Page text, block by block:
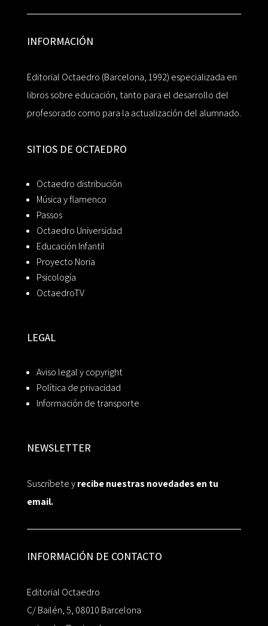
INFORMACIÓN
Editorial Octaedro (Barcelona, 1992) especializada en
libros sobre educación, tanto para el desarrollo del
profesorado como para la actualización del alumnado.
SITIOS DE OCTAEDRO
Octaedro distribución
Música y flamenco
Passos
Octaedro Universidad
Educación Infantil
Proyecto Noria
Psicología
OctaedroTV
LEGAL
Aviso legal y copyright
Política de privacidad
Información de transporte
NEWSLETTER
Suscríbete yrecibe nuestras novedades en tu
email.
INFORMACIÓN DE CONTACTO
Editorial Octaedro
C/ Bailén, 5, 08010 Barcelona